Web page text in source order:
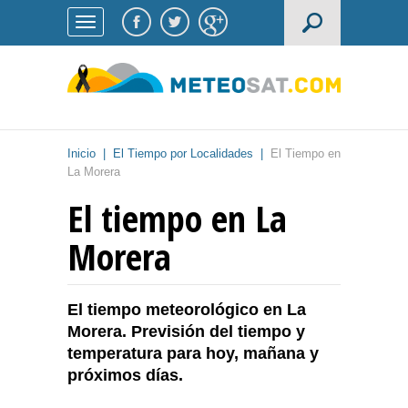
Inicio El Tiempo por Localidades
El Tiempo en
La Morera
El tiempo en La
Morera
El tiempo meteorológico en La
Morera. Previsión del tiempo y
temperatura para hoy, mañana y
próximos días.